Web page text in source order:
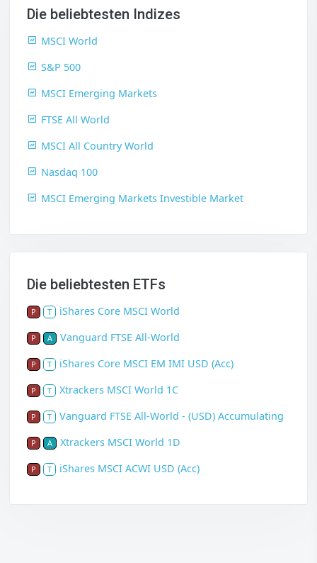
Die beliebtesten Indizes
MSCI World
S&P 500
MSCI Emerging Markets
FTSE All World
MSCI All Country World
Nasdaq 100
MSCI Emerging Markets Investible Market
Die beliebtesten ETFs
P T iShares Core MSCI World
P A Vanguard FTSE All-World
P T iShares Core MSCI EM IMI USD (Acc)
P T Xtrackers MSCI World 1C
P T Vanguard FTSE All-World - (USD) Accumulating
P A Xtrackers MSCI World 1D
P T iShares MSCI ACWI USD (Acc)